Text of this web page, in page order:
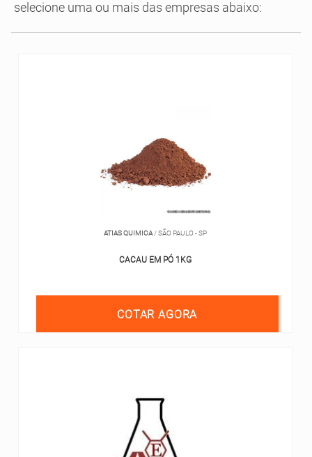
selecione uma ou mais das empresas abaixo:
ATIAS QUIMICA / SÃO PAULO - SP
CACAU EM PÓ 1KG
COTAR AGORA